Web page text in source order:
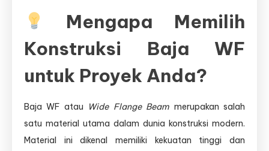
Mengapa Memilih
Konstruksi Baja WF
untuk Proyek Anda?
Baja WF atau Wide Flange Beam merupakan salah
satu material utama dalam dunia konstruksi modern.
Material ini dikenal memiliki kekuatan tinggi dan